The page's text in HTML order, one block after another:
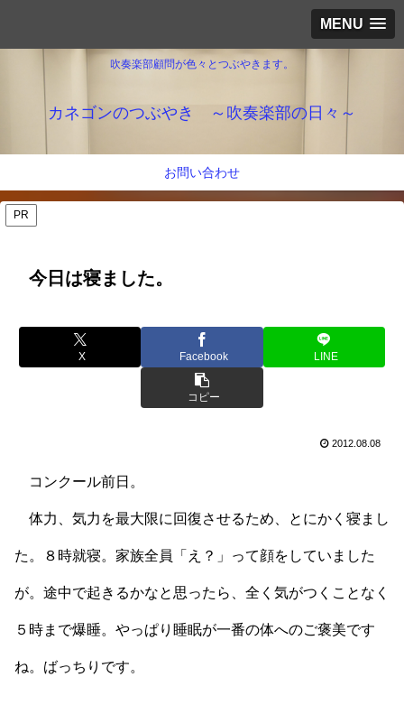
MENU
吹奏楽部顧問が色々とつぶやきます。
カネゴンのつぶやき ～吹奏楽部の日々～
お問い合わせ
PR
今日は寝ました。
X Facebook LINE
コピー
2012.08.08
コンクール前日。
体力、気力を最大限に回復させるため、とにかく寝まし
た。８時就寝。家族全員「え？」って顔をしていました
が。途中で起きるかなと思ったら、全く気がつくことなく
５時まで爆睡。やっぱり睡眠が一番の体へのご褒美です
ね。ばっちりです。